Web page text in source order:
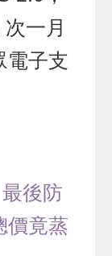
一月
電子支
後防
竟蒸